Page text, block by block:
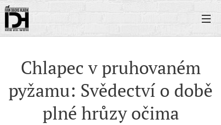
Chlapec v pruhovaném
pyžamu: Svědectví o době
plné hrůzy očima